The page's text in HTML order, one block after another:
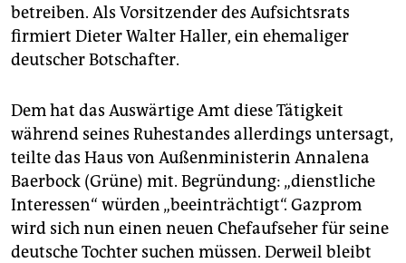
betreiben. Als Vorsitzender des Aufsichtsrats
firmiert Dieter Walter Haller, ein ehemaliger
deutscher Botschafter.
Dem hat das Auswärtige Amt diese Tätigkeit
während seines Ruhestandes allerdings untersagt,
teilte das Haus von Außenministerin Annalena
Baerbock (Grüne) mit. Begründung: „dienstliche
Interessen“ würden „beeinträchtigt“. Gazprom
wird sich nun einen neuen Chefaufseher für seine
deutsche Tochter suchen müssen. Derweil bleibt